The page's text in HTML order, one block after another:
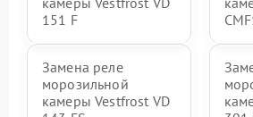
151 F
Замена реле
морозильной
камеры Vestfrost VD